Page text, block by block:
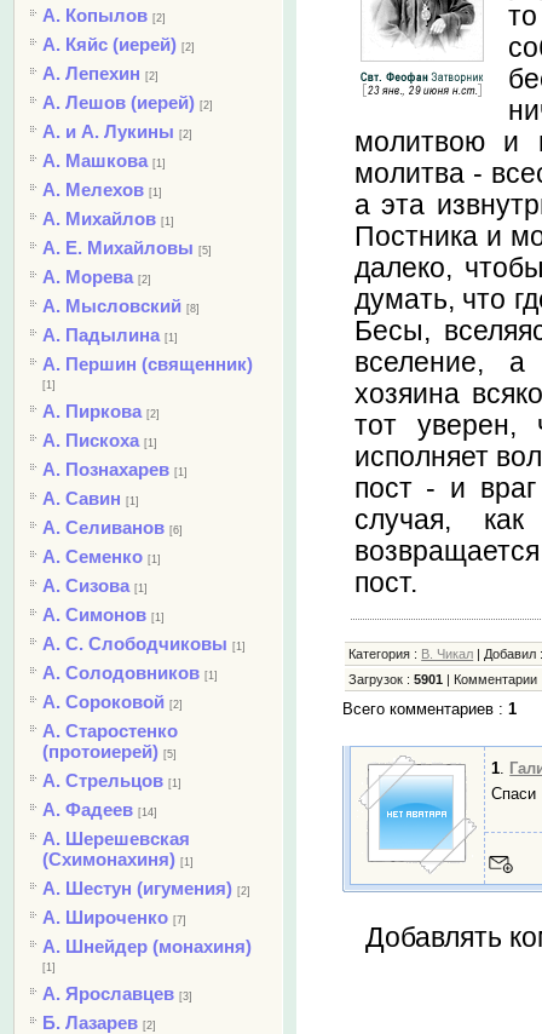
А. Копылов [2]
А. Кяйс (иерей) [2]
А. Лепехин [2]
А. Лешов (иерей) [2]
А. и А. Лукины [2]
А. Машкова [1]
А. Мелехов [1]
А. Михайлов [1]
А. Е. Михайловы [5]
А. Морева [2]
А. Мысловский [8]
А. Падылина [1]
А. Першин (священник)
[1]
А. Пиркова [2]
А. Пискоха [1]
А. Познахарев [1]
А. Савин [1]
А. Селиванов [6]
А. Семенко [1]
А. Сизова [1]
А. Симонов [1]
А. С. Слободчиковы [1]
А. Солодовников [1]
А. Сороковой [2]
А. Старостенко
(протоиерей) [5]
А. Стрельцов [1]
А. Фадеев [14]
А. Шерешевская
(Схимонахиня) [1]
А. Шестун (игумения) [2]
А. Широченко [7]
А. Шнейдер (монахиня)
[1]
А. Ярославцев [3]
Б. Лазарев [2]
молитвою и
молитва -
а эта
Постника и
далеко,
думать, что
Бесы,
вселение, а
хозяина
тот
исполняет
пост - и
случая,
пост.
Категория : В. Чикал Добавил
Загрузок :5901 Комментарии
Всего комментариев :1
1
Спаси
Добавлять